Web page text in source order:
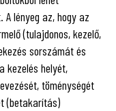
lényeg az, hogy az
(tulajdonos, kezelő,
sorszámát és
kezelés helyét,
töménységét
(betakarítás)